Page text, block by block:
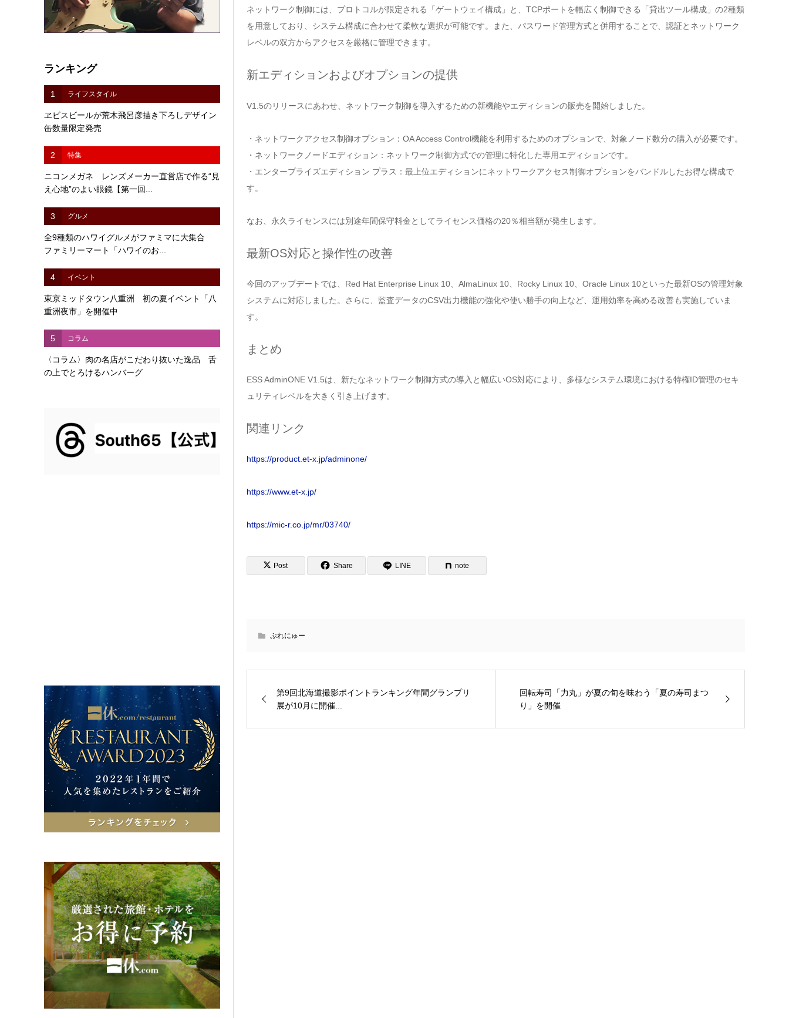
ネットワーク制御には、プロトコルが限定される「ゲートウェイ構成」と、TCPポートを幅広く制御できる「貸出ツール構成」の2種類
を用意しており、システム構成に合わせて柔軟な選択が可能です。また、パスワード管理方式と併用することで、認証とネットワーク
レベルの双方からアクセスを厳格に管理できます。
新エディションおよびオプションの提供
V1.5のリリースにあわせ、ネットワーク制御を導入するための新機能やエディションの販売を開始しました。
・ネットワークアクセス制御オプション：OA Access Control機能を利用するためのオプションで、対象ノード数分の購入が必要です。
・ネットワークノードエディション：ネットワーク制御方式での管理に特化した専用エディションです。
・エンタープライズエディション プラス：最上位エディションにネットワークアクセス制御オプションをバンドルしたお得な構成で
す。
なお、永久ライセンスには別途年間保守料金としてライセンス価格の20％相当額が発生します。
最新OS対応と操作性の改善
今回のアップデートでは、Red Hat Enterprise Linux 10、AlmaLinux 10、Rocky Linux 10、Oracle Linux 10といった最新OSの管理対象
システムに対応しました。さらに、監査データのCSV出力機能の強化や使い勝手の向上など、運用効率を高める改善も実施していま
す。
まとめ
ESS AdminONE V1.5は、新たなネットワーク制御方式の導入と幅広いOS対応により、多様なシステム環境における特権ID管理のセキ
ュリティレベルを大きく引き上げます。
関連リンク
https://product.et-x.jp/adminone/
https://www.et-x.jp/
https://mic-r.co.jp/mr/03740/
Post Share LINE note
ぷれにゅー
第9回北海道撮影ポイントランキング年間グランプリ
展が10月に開催...
回転寿司「力丸」が夏の旬を味わう「夏の寿司まつ
り」を開催
ランキング
1 ライフスタイル
ヱビスビールが荒木飛呂彦描き下ろしデザイン
缶数量限定発売
2 特集
ニコンメガネ レンズメーカー直営店で作る“見
え心地”のよい眼鏡【第一回...
3 グルメ
全9種類のハワイグルメがファミマに大集合
ファミリーマート「ハワイのお...
4 イベント
東京ミッドタウン八重洲 初の夏イベント「八
重洲夜市」を開催中
5 コラム
〈コラム〉肉の名店がこだわり抜いた逸品 舌
の上でとろけるハンバーグ